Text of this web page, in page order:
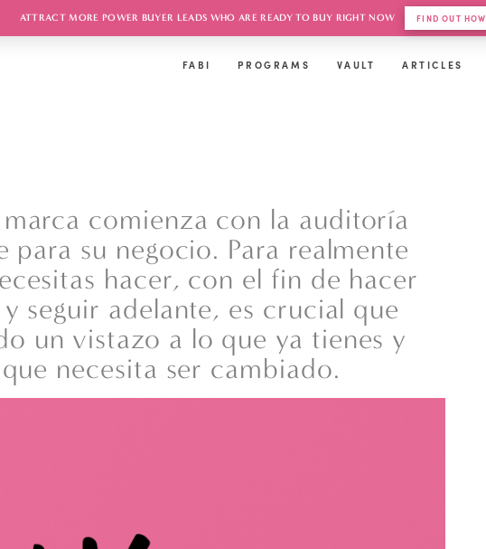
ATTRACT MORE POWER BUYER LEADS WHO ARE READY TO BUY RIGHT NOW FIND OUT HOW
FABI PROGRAMS VAULT ARTICLES
comienza con la auditoría
para su negocio. Para realmente
hacer, con el fin de hacer
seguir adelante, es crucial que
un vistazo a lo que ya tienes y
necesita ser cambiado.